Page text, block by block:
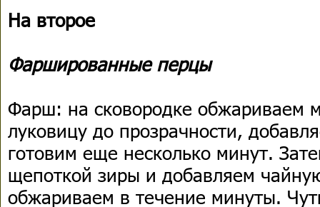
На второе
Фаршированные перцы
Фарш: на сковородке обжариваем
луковицу до прозрачности,
готовим еще несколько минут.
щепоткой зиры и добавляем
обжариваем в течение минуты.